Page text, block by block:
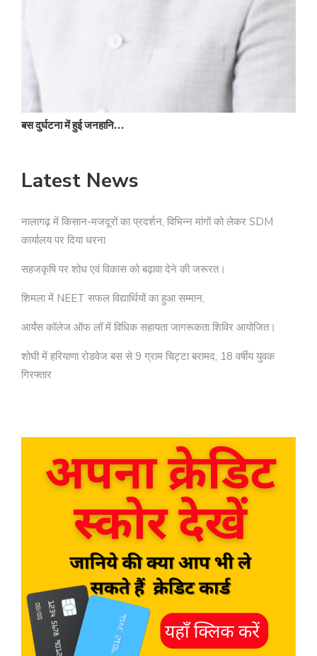
बस दुर्घटना में हुई जनहानि…
Latest News
नालागढ़ में किसान-मजदूरों का प्रदर्शन, विभिन्न मांगों को लेकर SDM
कार्यालय पर दिया धरना
सहजकृषि पर शोध एवं विकास को बढ़ावा देने की जरूरत।
शिमला में NEET सफल विद्यार्थियों का हुआ सम्मान,
आर्यंस कॉलेज ऑफ लॉ में विधिक सहायता जागरूकता शिविर आयोजित।
शोघी में हरियाणा रोडवेज बस से 9 ग्राम चिट्टा बरामद, 18 वर्षीय युवक
गिरफ्तार